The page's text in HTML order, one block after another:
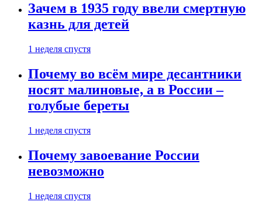
Зачем в 1935 году ввели смертную
казнь для детей
1 неделя спустя
Почему во всём мире десантники
носят малиновые, а в России –
голубые береты
1 неделя спустя
Почему завоевание России
невозможно
1 неделя спустя